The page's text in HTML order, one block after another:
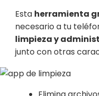
Esta herramienta
necesario a tu
limpieza y
junto con otras